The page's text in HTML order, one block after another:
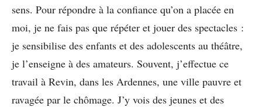
sens. Pour répondre à la confiance qu’on a placée en
moi, je ne fais pas que répéter et jouer des spectacles :
je sensibilise des enfants et des adolescents au théâtre,
je l’enseigne à des amateurs. Souvent, j’effectue ce
travail à Revin, dans les Ardennes, une ville pauvre et
ravagée par le chômage. J’y vois des jeunes et des